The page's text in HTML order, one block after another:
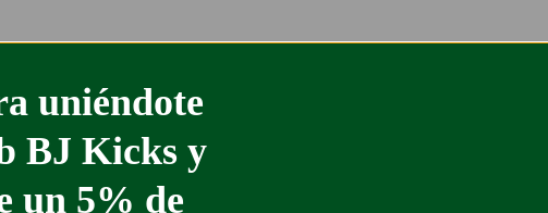
PANTALONES CORTOS GUCCI
uniéndote
BJ Kicks y
un 5% de